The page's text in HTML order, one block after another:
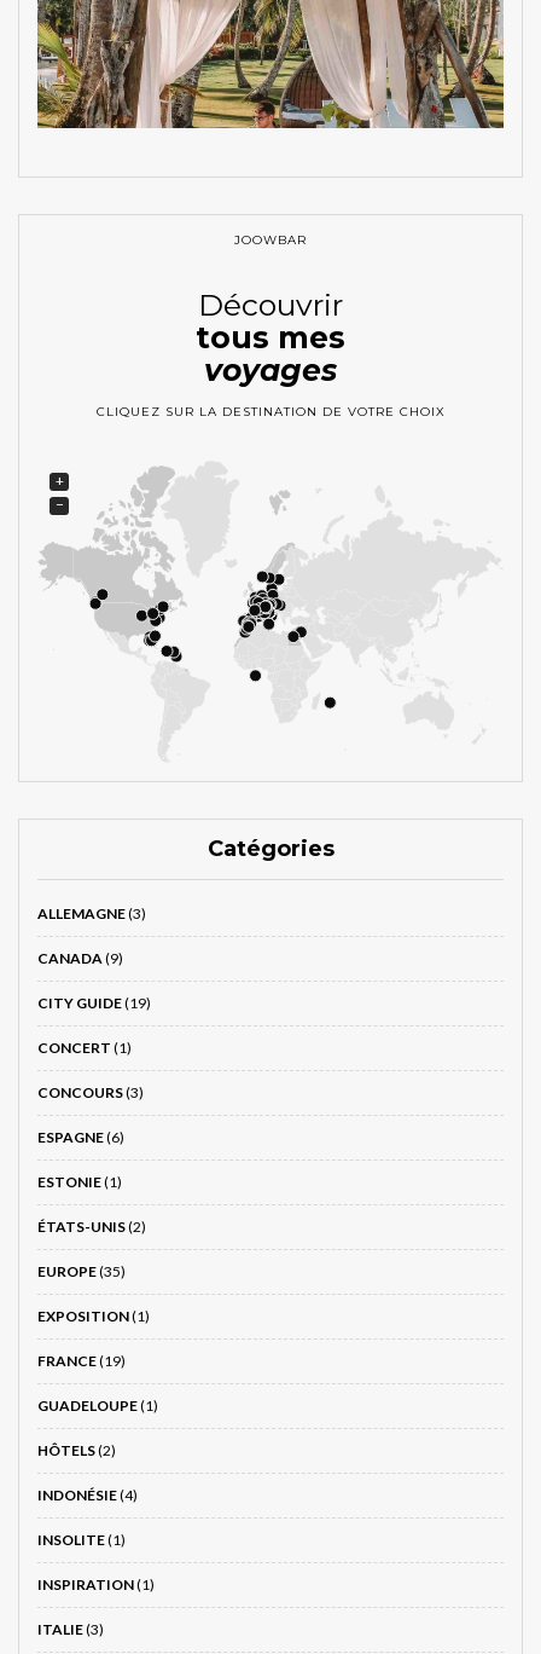
JOOWBAR
Découvrir
tous mes
voyages
CLIQUEZ SUR LA DESTINATION DE VOTRE CHOIX
+
−
Catégories
ALLEMAGNE(3)
CANADA(9)
CITY GUIDE(19)
CONCERT (1)
CONCOURS(3)
ESPAGNE(6)
ESTONIE(1)
ÉTATS-UNIS(2)
EUROPE(35)
EXPOSITION(1)
FRANCE(19)
GUADELOUPE(1)
HÔTELS(2)
INDONÉSIE(4)
INSOLITE(1)
INSPIRATION(1)
ITALIE(3)